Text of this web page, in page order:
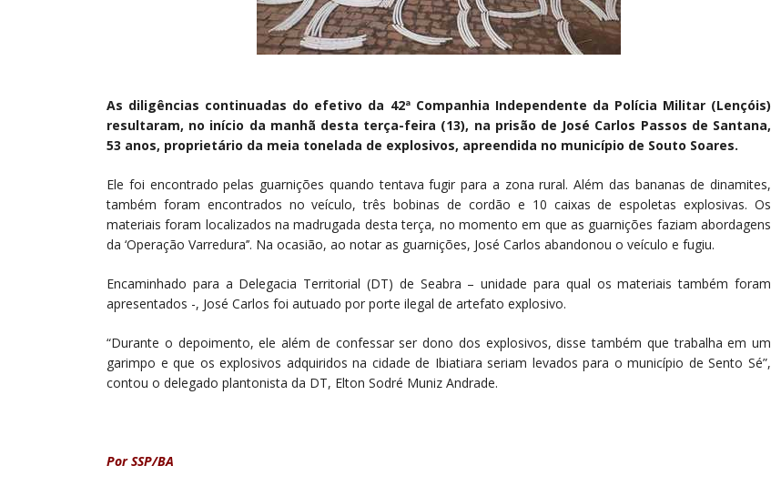
As diligências continuadas do efetivo da 42ª Companhia Independente da Polícia Militar (Lençóis)
resultaram, no início da manhã desta terça-feira (13), na prisão de José Carlos Passos de Santana,
53 anos, proprietário da meia tonelada de explosivos, apreendida no município de Souto Soares.
Ele foi encontrado pelas guarnições quando tentava fugir para a zona rural. Além das bananas de dinamites,
também foram encontrados no veículo, três bobinas de cordão e 10 caixas de espoletas explosivas. Os
materiais foram localizados na madrugada desta terça, no momento em que as guarnições faziam abordagens
da ‘Operação Varredura’’. Na ocasião, ao notar as guarnições, José Carlos abandonou o veículo e fugiu.
Encaminhado para a Delegacia Territorial (DT) de Seabra – unidade para qual os materiais também foram
apresentados -, José Carlos foi autuado por porte ilegal de artefato explosivo.
“Durante o depoimento, ele além de confessar ser dono dos explosivos, disse também que trabalha em um
garimpo e que os explosivos adquiridos na cidade de Ibiatiara seriam levados para o município de Sento Sé”,
contou o delegado plantonista da DT, Elton Sodré Muniz Andrade.
Por SSP/BA